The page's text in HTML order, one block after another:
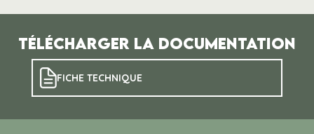
Télécharger la documentation
FICHE TECHNIQUE